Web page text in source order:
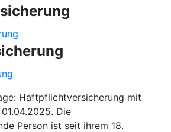
Haftpflichtversicherung mit
Die
Person ist seit ihrem 18.